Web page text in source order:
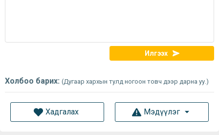
Илгээх
Холбоо барих: (Дугаар хархын тулд ногоон товч дээр дарна уу.)
Хадгалах Мэдүүлэг